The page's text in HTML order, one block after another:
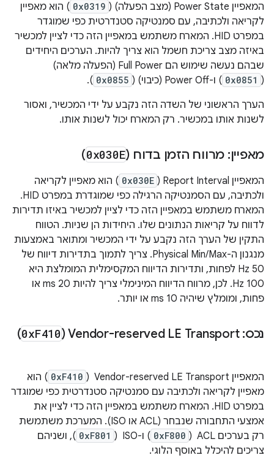
המאפיין Power State (מצב הפעלה) ( 0x0319 ) הוא מאפיין
לקריאה ולכתיבה, עם סמנטיקה סטנדרטית כפי שמוגדר
במפרט HID. המארח משתמש במאפיין הזה כדי לציין למכשיר
באיזה מצב צריכת חשמל הוא צריך להיות. הערכים היחידים
שבהם נעשה שימוש הם Full Power (הפעלה מלאה)
(
0x0851 ) ו-Power Off (כיבוי) ( 0x0855
).
הערך הראשוני של השדה הזה נקבע על ידי המכשיר, ואסור
לשנות אותו במכשיר. רק המארח יכול לשנות אותו.
מאפיין: מרווח הזמן בדוח (0x030E
)
המאפיין Report Interval ( 0x030E ) הוא מאפיין לקריאה
ולכתיבה, עם הסמנטיקה הרגילה כפי שמוגדרת במפרט HID.
המארח משתמש במאפיין הזה כדי לציין למכשיר באיזו תדירות
לדווח על קריאות הנתונים שלו. היחידות הן שניות. הטווח
התקין של הערך הזה נקבע על ידי המכשיר ומתואר באמצעות
מנגנון ה-Physical Min/Max. צריך לתמוך בתדירות דיווח של
50 Hz לפחות, ותדירות הדיווח המקסימלית המומלצת היא
100 Hz. לכן, מרווח הדיווח המינימלי צריך להיות 20 ms או
פחות, ומומלץ שיהיה 10 ms או יותר.
נכס: Vendor-reserved LE Transport ( 0xF410
)
המאפיין Vendor-reserved LE Transport ‏ ( 0xF410 ) הוא
מאפיין לקריאה ולכתיבה עם סמנטיקה סטנדרטית כפי שמוגדר
במפרט HID. המארח משתמש במאפיין הזה כדי לציין את
אמצעי התחבורה שנבחר (ACL או ISO). המערכת משתמשת
רק בערכים ACL ‏ (
0xF800 ) ו-ISO ‏ ( 0xF801 ), ושניהם
צריכים להיכלל באוסף הלוגי.